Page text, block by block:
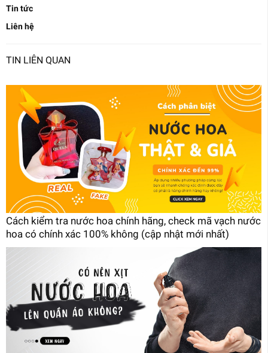
Tin tức
Liên hệ
TIN LIÊN QUAN
Cách kiểm tra nước hoa chính hãng, check mã vạch nước
hoa có chính xác 100% không (cập nhật mới nhất)